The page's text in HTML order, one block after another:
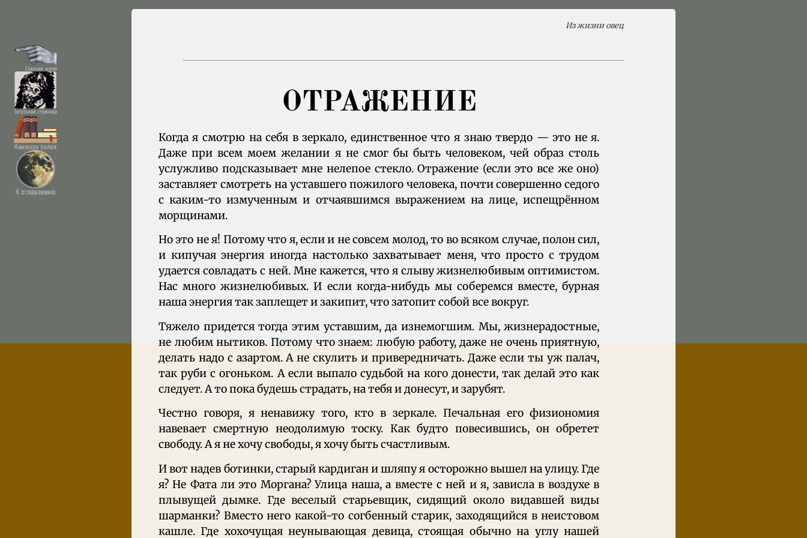
Из жизни овец
ОТРАЖЕНИЕ
Когда я смотрю на себя в зеркало, единственное что я знаю твердо — это не я.
Даже при всем моем желании я не смог бы быть человеком, чей образ столь
услужливо подсказывает мне нелепое стекло. Отражение (если это все же оно)
заставляет смотреть на уставшего пожилого человека, почти совершенно седого
с каким-то измученным и отчаявшимся выражением на лице, испещрённом
морщинами.
Но это не я! Потому что я, если и не совсем молод, то во всяком случае, полон сил,
и кипучая энергия иногда настолько захватывает меня, что просто с трудом
удается совладать с ней. Мне кажется, что я слыву жизнелюбивым оптимистом.
Нас много жизнелюбивых. И если когда-нибудь мы соберемся вместе, бурная
наша энергия так заплещет и закипит, что затопит собой все вокруг.
Тяжело придется тогда этим уставшим, да изнемогшим. Мы, жизнерадостные,
не любим нытиков. Потому что знаем: любую работу, даже не очень приятную,
делать надо с азартом. А не скулить и привередничать. Даже если ты уж палач,
так руби с огоньком. А если выпало судьбой на кого донести, так делай это как
следует. А то пока будешь страдать, на тебя и донесут, и зарубят.
Честно говоря, я ненавижу того, кто в зеркале. Печальная его физиономия
навевает смертную неодолимую тоску. Как будто повесившись, он обретет
свободу. А я не хочу свободы, я хочу быть счастливым.
И вот надев ботинки, старый кардиган и шляпу я осторожно вышел на улицу. Где
я? Не Фата ли это Моргана? Улица наша, а вместе с ней и я, зависла в воздухе в
плывущей дымке. Где веселый старьевщик, сидящий около видавшей виды
шарманки? Вместо него какой-то согбенный старик, заходящийся в неистовом
кашле. Где хохочущая неунывающая девица, стоящая обычно на углу нашей